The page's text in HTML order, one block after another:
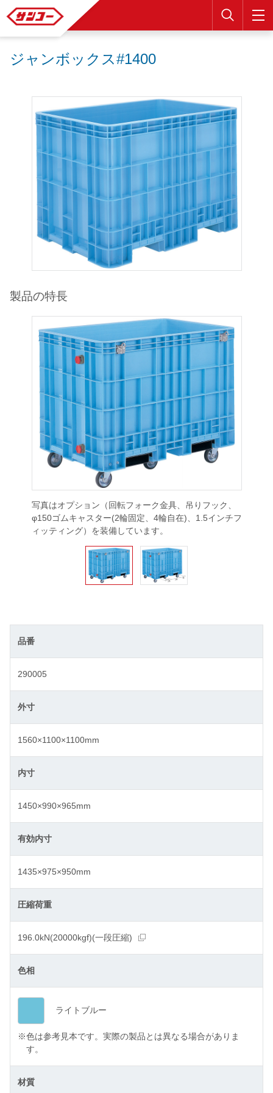
検索
ジャンボックス#1400
製品の特長
写真はオプション（回転フォーク金具、吊りフック、
φ150ゴムキャスター(2輪固定、4輪自在)、1.5インチフ
ィッティング）を装備しています。
品番
290005
外寸
1560×1100×1100mm
内寸
1450×990×965mm
有効内寸
1435×975×950mm
圧縮荷重
196.0kN(20000kgf)(一段圧縮)
色相
ライトブルー
※色は参考見本です。実際の製品とは異なる場合がありま
す。
材質